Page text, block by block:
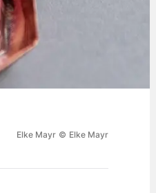
Elke Mayr © Elke Mayr